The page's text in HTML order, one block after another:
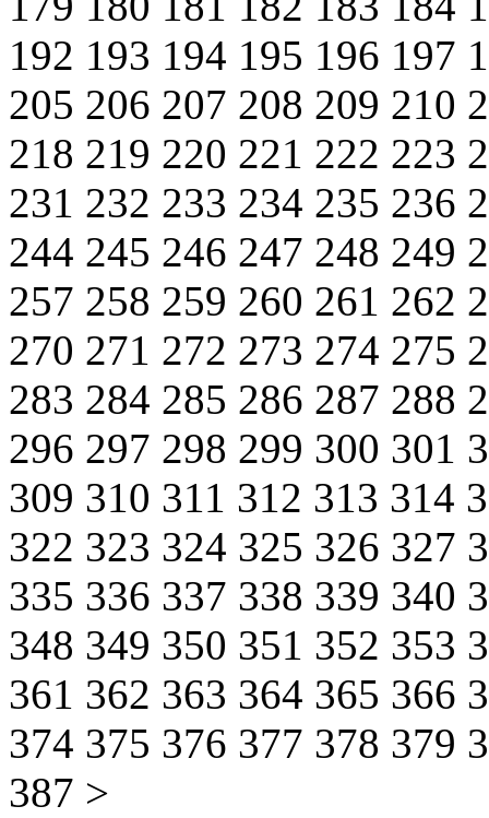
192 193 194 195 196 197
205 206 207 208 209 210
218 219 220 221 222 223
231 232 233 234 235 236
244 245 246 247 248 249
257 258 259 260 261 262
270 271 272 273 274 275
283 284 285 286 287 288
296 297 298 299 300 301
309 310 311 312 313 314
322 323 324 325 326 327
335 336 337 338 339 340
348 349 350 351 352 353
361 362 363 364 365 366
374 375 376 377 378 379
387 >